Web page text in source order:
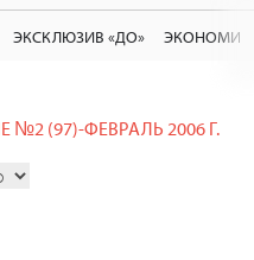
ЭКСКЛЮЗИВ «ДО»
№2 (97)-ФЕВРАЛЬ 2006 Г.